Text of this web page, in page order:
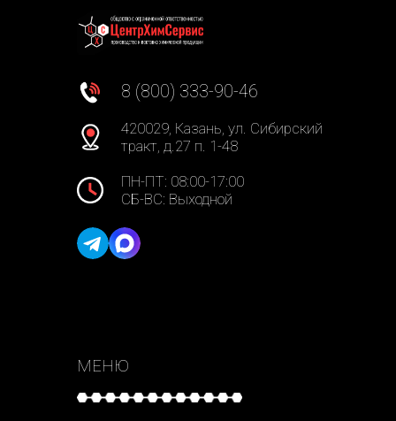
8 (800) 333-90-46
420029, Казань, ул. Сибирский
тракт, д.27 п. 1-48
ПН-ПТ: 08:00-17:00
СБ-ВС: Выходной
МЕНЮ